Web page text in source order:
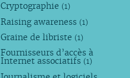
Cryptographie (1)
Raising awareness (1)
Graine de libriste (1)
Fournisseurs d’accès à
Internet associatifs (1)